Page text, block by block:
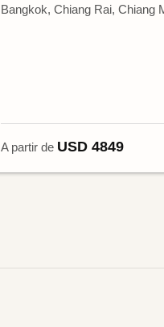
Bangkok, Chiang Rai, Chiang
A partir de USD 4849